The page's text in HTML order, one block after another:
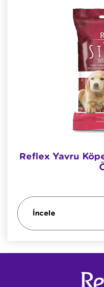
Reflex Yavru
İncele